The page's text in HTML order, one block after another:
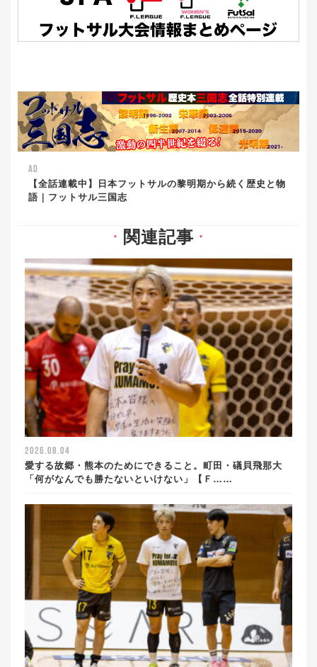
AD
【全話連載中】日本フットサルの黎明期から続く歴史と物
語｜フットサル三国志
▼ 関連記事 ▼
2026.08.04
愛する故郷・熊本のためにできること。町田・礒貝飛那大
「何がなんでも勝たないといけない」【Ｆ……